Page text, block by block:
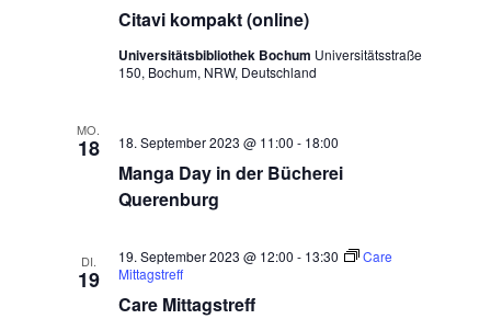
Citavi kompakt (online)
Universitätsbibliothek Bochum Universitätsstraße
150, Bochum, NRW, Deutschland
MO.
18
Manga Day in der Bücherei
Querenburg
18. September 2023 @ 11:00 - 18:00
DI.
19
Care Mittagstreff
19. September 2023 @ 12:00 - 13:30
Care
Mittagstreff